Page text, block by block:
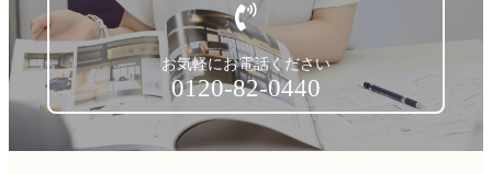
お気軽にお電話ください
0120-82-0440